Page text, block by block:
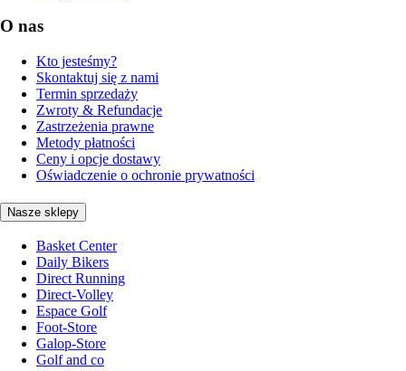
O nas
Kto jesteśmy?
Skontaktuj się z nami
Termin sprzedaży
Zwroty & Refundacje
Zastrzeżenia prawne
Metody płatności
Ceny i opcje dostawy
Oświadczenie o ochronie prywatności
Nasze sklepy
Basket Center
Daily Bikers
Direct Running
Direct-Volley
Espace Golf
Foot-Store
Galop-Store
Golf and co